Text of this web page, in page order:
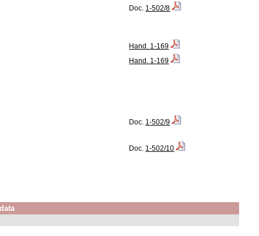
Doc. 1-502/8
Hand. 1-169
Hand. 1-169
Doc. 1-502/9
Doc. 1-502/10